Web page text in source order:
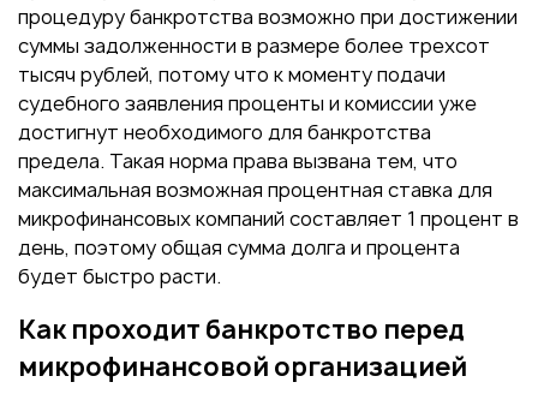
процедуру банкротства возможно при достижении
суммы задолженности в размере более трехсот
тысяч рублей, потому что к моменту подачи
судебного заявления проценты и комиссии уже
достигнут необходимого для банкротства
предела. Такая норма права вызвана тем, что
максимальная возможная процентная ставка для
микрофинансовых компаний составляет 1 процент в
день, поэтому общая сумма долга и процента
будет быстро расти.
Как проходит банкротство перед
микрофинансовой организацией